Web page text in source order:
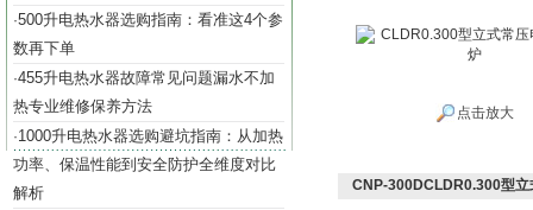
·500升电热水器选购指南：看准这4个参
数再下单
·455升电热水器故障常见问题漏水不加
热专业维修保养方法
·1000升电热水器选购避坑指南：从加热
功率、保温性能到安全防护全维度对比
解析
点击放大
CNP-300DCLDR0.300型立